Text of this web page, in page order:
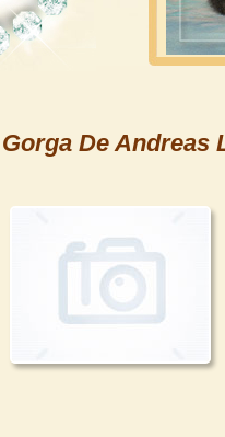
Gorga De Andreas